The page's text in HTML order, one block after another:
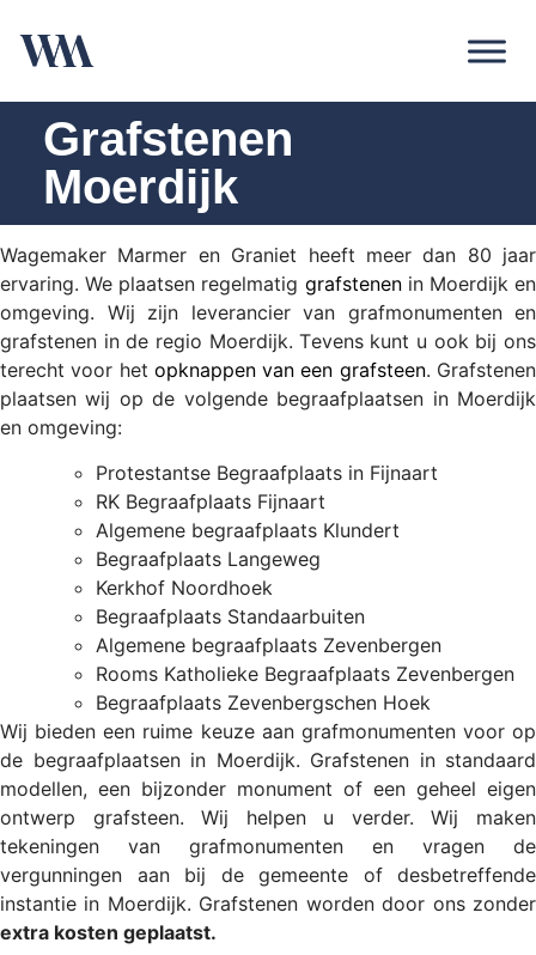
Grafstenen
Moerdijk
Wagemaker Marmer en Graniet heeft meer dan 80 jaar
ervaring. We plaatsen regelmatig grafstenenin Moerdijk en
omgeving. Wij zijn leverancier van grafmonumenten en
grafstenen in de regio Moerdijk. Tevens kunt u ook bij ons
terecht voor het opknappen van een grafsteen. Grafstenen
plaatsen wij op de volgende begraafplaatsen in Moerdijk
en omgeving:
Protestantse Begraafplaats in Fijnaart
RK Begraafplaats Fijnaart
Algemene begraafplaats Klundert
Begraafplaats Langeweg
Kerkhof Noordhoek
Begraafplaats Standaarbuiten
Algemene begraafplaats Zevenbergen
Rooms Katholieke Begraafplaats Zevenbergen
Begraafplaats Zevenbergschen Hoek
Wij bieden een ruime keuze aan grafmonumenten voor op
de begraafplaatsen in Moerdijk. Grafstenen in standaard
modellen, een bijzonder monument of een geheel eigen
ontwerp grafsteen. Wij helpen u verder. Wij maken
tekeningen van grafmonumenten en vragen de
vergunningen aan bij de gemeente of desbetreffende
instantie in Moerdijk. Grafstenen worden door ons zonder
extra kosten geplaatst.